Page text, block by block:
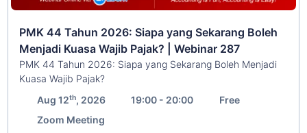
PMK 44 Tahun 2026: Siapa yang Sekarang Boleh
Menjadi Kuasa Wajib Pajak? | Webinar 287
PMK 44 Tahun 2026: Siapa yang Sekarang Boleh Menjadi
Kuasa Wajib Pajak?
Aug 12th, 2026 19:00 - 20:00
Free
Zoom Meeting